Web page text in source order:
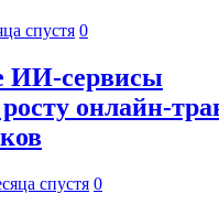
спустя 0
ИИ-сервисы
онлайн-
спустя 0